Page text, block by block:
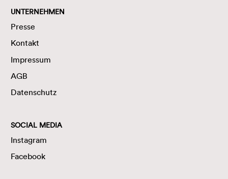
UNTERNEHMEN
Presse
Kontakt
Impressum
AGB
Datenschutz
SOCIAL MEDIA
Instagram
Facebook